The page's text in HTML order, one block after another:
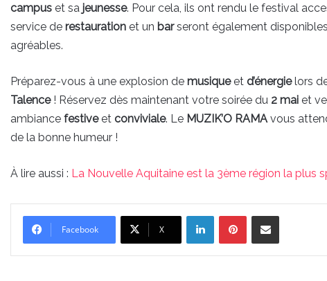
campus et sa jeunesse. Pour cela, ils ont rendu le festival
service de restauration et un barseront également
agréables.
Préparez-vous à une explosion de musiqueet d’énergielors
Talence! Réservez dès maintenant votre soirée du 2 mai et
ambiance festiveet conviviale. Le MUZIK’O RAMAvous
de la bonne humeur !
À lire aussi : La Nouvelle Aquitaine est la 3ème région la plus
Facebook X
LinkedinPinterestPartager par email